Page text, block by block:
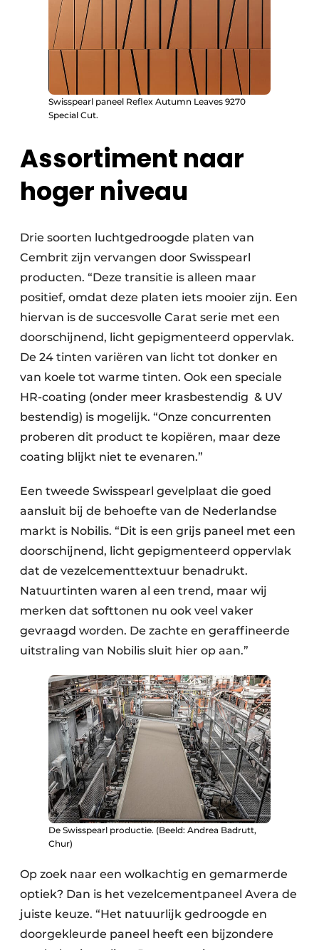
Swisspearl paneel Reflex Autumn Leaves 9270
Special Cut.
Assortiment naar
hoger niveau
Drie soorten luchtgedroogde platen van
Cembrit zijn vervangen door Swisspearl
producten. “Deze transitie is alleen maar
positief, omdat deze platen iets mooier zijn. Een
hiervan is de succesvolle Carat serie met een
doorschijnend, licht gepigmenteerd oppervlak.
De 24 tinten variëren van licht tot donker en
van koele tot warme tinten. Ook een speciale
HR-coating (onder meer krasbestendig & UV
bestendig) is mogelijk. “Onze concurrenten
proberen dit product te kopiëren, maar deze
coating blijkt niet te evenaren.”
Een tweede Swisspearl gevelplaat die goed
aansluit bij de behoefte van de Nederlandse
markt is Nobilis. “Dit is een grijs paneel met een
doorschijnend, licht gepigmenteerd oppervlak
dat de vezelcementtextuur benadrukt.
Natuurtinten waren al een trend, maar wij
merken dat softtonen nu ook veel vaker
gevraagd worden. De zachte en geraffineerde
uitstraling van Nobilis sluit hier op aan.”
De Swisspearl productie. (Beeld: Andrea Badrutt,
Chur)
Op zoek naar een wolkachtig en gemarmerde
optiek? Dan is het vezelcementpaneel Avera de
juiste keuze. “Het natuurlijk gedroogde en
doorgekleurde paneel heeft een bijzondere